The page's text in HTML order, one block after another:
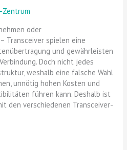
Zentrum
oder
Transceiver spielen eine
und gewährleisten
Doch nicht jedes
weshalb eine falsche Wahl
unnötig hohen Kosten und
führen kann. Deshalb ist
den verschiedenen Transceiver-